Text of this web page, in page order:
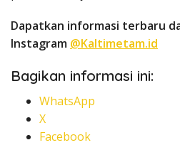
Dapatkan informasi terbaru
Instagram @Kaltimetam.id
Bagikan informasi ini:
WhatsApp
X
Facebook